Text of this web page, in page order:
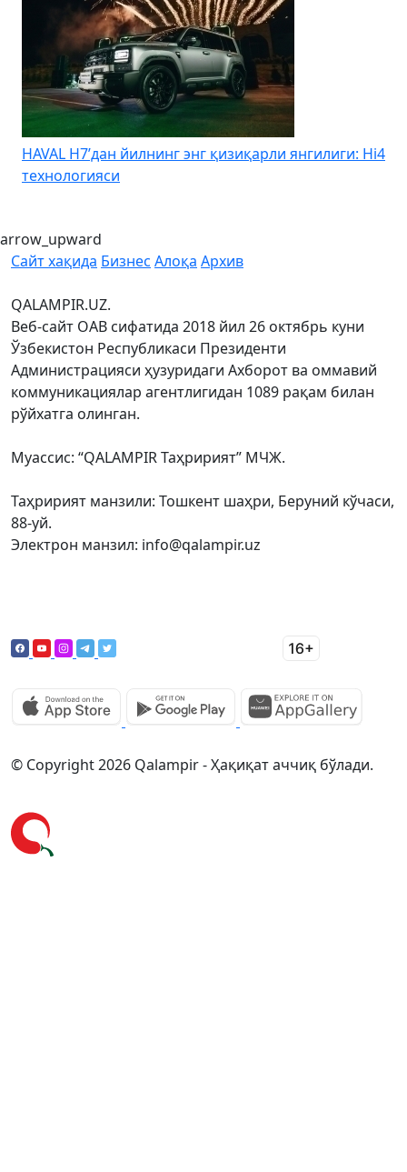
HAVAL H7’дан йилнинг энг қизиқарли янгилиги: Hi4
технологияси
arrow_upward
Сайт хақида Бизнес Алоқа Архив
QALAMPIR.UZ.
Веб-сайт ОАВ сифатида 2018 йил 26 октябрь куни
Ўзбекистон Республикаси Президенти
Администрацияси ҳузуридаги Ахборот ва оммавий
коммуникациялар агентлигидан 1089 рақам билан
рўйхатга олинган.
Муассис: “QALAMPIR Таҳририят” МЧЖ.
Таҳририят манзили: Тошкент шаҳри, Беруний кўчаси,
88-уй.
Электрон манзил: info@qalampir.uz
© Copyright 2026 Qalampir - Ҳақиқат аччиқ бўлади.